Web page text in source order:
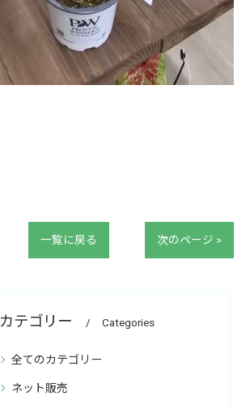
一覧に戻る 次のページ >
カテゴリー Categories
全てのカテゴリー
ネット販売